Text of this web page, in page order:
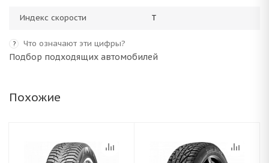
Индекс скорости T
? Что означают эти цифры?
Подбор подходящих автомобилей
Похожие